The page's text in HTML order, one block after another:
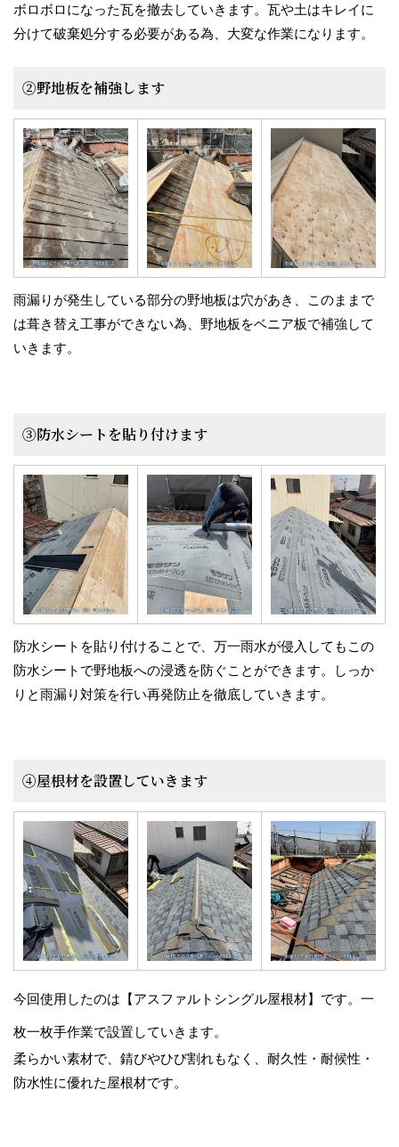
ボロボロになった瓦を撤去していきます。瓦や土はキレイに
分けて破棄処分する必要がある為、大変な作業になります。
②野地板を補強します
雨漏りが発生している部分の野地板は穴があき、このままで
は葺き替え工事ができない為、野地板をベニア板で補強して
いきます。
③防水シートを貼り付けます
防水シートを貼り付けることで、万一雨水が侵入してもこの
防水シートで野地板への浸透を防ぐことができます。しっか
りと雨漏り対策を行い再発防止を徹底していきます。
④屋根材を設置していきます
今回使用したのは【アスファルトシングル屋根材】です。一
枚一枚手作業で設置していきます。
柔らかい素材で、錆びやひび割れもなく、耐久性・耐候性・
防水性に優れた屋根材です。